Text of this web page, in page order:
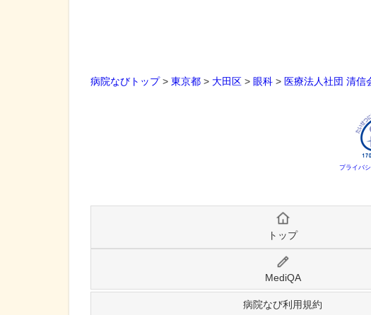
病院なびトップ> 東京都 > 大田区 > 眼科 > 医療法人社団 清信
プライバ
トップ
MediQA
病院なび利用規約